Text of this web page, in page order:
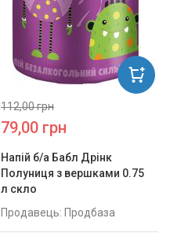
Напій б/а Бабл Дрінк
Полуниця з вершками 0.75
л скло
Продавець: Продбаза
112,00 грн
79,00 грн